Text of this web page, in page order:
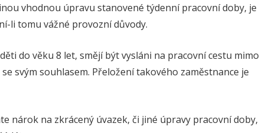
vhodnou úpravu stanovené týdenní pracovní doby, je
li tomu vážné provozní důvody.
do věku 8 let, smějí být vysláni na pracovní cestu mimo
svým souhlasem. Přeložení takového zaměstnance je
nárok na zkrácený úvazek, či jiné úpravy pracovní doby,